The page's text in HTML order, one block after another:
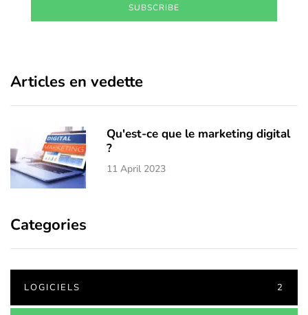
SUBSCRIBE
Articles en vedette
Qu'est-ce que le marketing digital
?
11 April 2023
Categories
LOGICIELS 2